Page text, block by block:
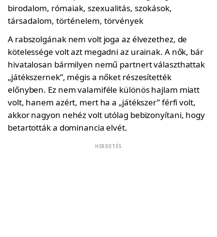
A rabszolgának nem volt joga az élvezethez, de
kötelessége volt azt megadni az urainak. A nők, bár
hivatalosan bármilyen nemű partnert választhattak
„játékszernek”, mégis a nőket részesítették
előnyben. Ez nem valamiféle különös hajlam miatt
volt, hanem azért, mert ha a „játékszer” férfi volt,
akkor nagyon nehéz volt utólag bebizonyítani, hogy
betartották a dominancia elvét.
HIRDETÉS